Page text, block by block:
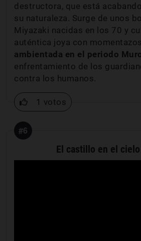
destructora, que está
su naturaleza. Surge de unos
Miyazaki nacidas en los 70 y
auténtica joya con
ambientada en el periodo
enfrentamiento de los
contra los humanos.
1 votos
#6
El castillo en el